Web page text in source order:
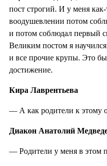
пост строгий. И у меня
воодушевлении потом
и потом соблюдал первый
Великим постом я
и все прочие крупы. Это
достижение.
Кира Лаврентьева
— А как родители к этому
Диакон Анатолий
— Родители у меня в этом